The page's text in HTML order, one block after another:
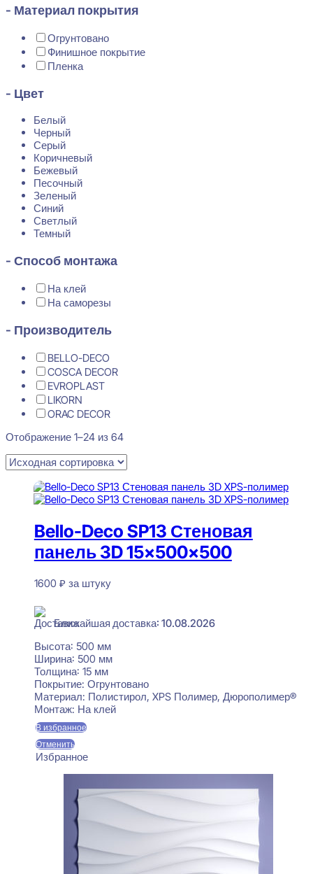
- Материал покрытия
Огрунтовано
Финишное покрытие
Пленка
- Цвет
Белый
Черный
Серый
Коричневый
Бежевый
Песочный
Зеленый
Синий
Светлый
Темный
- Способ монтажа
На клей
На саморезы
- Производитель
BELLO-DECO
COSCA DECOR
EVROPLAST
LIKORN
ORAC DECOR
Отображение 1–24 из 64
Bello-Deco SP13 Стеновая
панель 3D 15x500x500
1600 ₽ за штуку
Ближайшая доставка: 10.08.2026
Высота: 500 мм
Ширина: 500 мм
Толщина: 15 мм
Покрытие: Огрунтовано
Материал: Полистирол, XPS Полимер, Дюрополимер®
Монтаж: На клей
В избранное
Отменить
Избранное